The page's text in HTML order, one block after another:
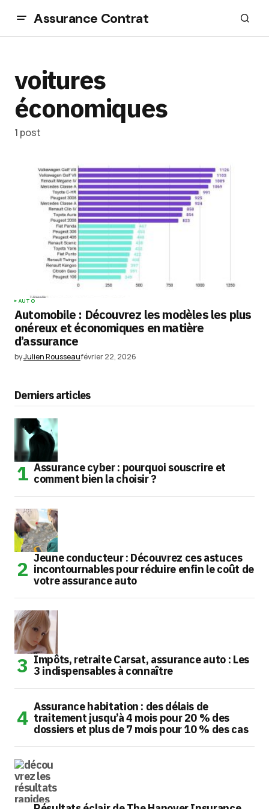
Assurance Contrat
voitures
économiques
1 post
AUTO
Automobile : Découvrez les modèles les plus
onéreux et économiques en matière
d’assurance
byJulien Rousseaufévrier 22, 2026
Derniers articles
Assurance cyber : pourquoi souscrire et
comment bien la choisir ?
Jeune conducteur : Découvrez ces astuces
incontournables pour réduire enfin le coût de
votre assurance auto
Impôts, retraite Carsat, assurance auto : Les
3 indispensables à connaître
Assurance habitation : des délais de
traitement jusqu’à 4 mois pour 20 % des
dossiers et plus de 7 mois pour 10 % des cas